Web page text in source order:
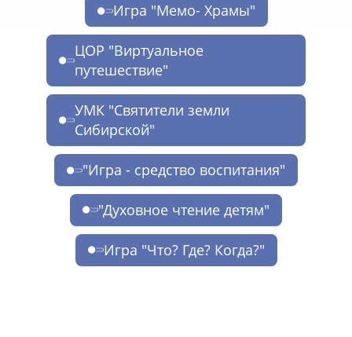
Игра "Мемо- Храмы"
ЦОР "Виртуальное
путешествие"
УМК "Святители земли
Сибирской"
"Игра - средство воспитания"
"Духовное чтение детям"
Игра "Что? Где? Когда?"